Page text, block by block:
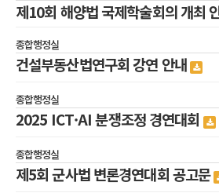
제10회 해양법 국제학술회의 개최
종합행정실
건설부동산법연구회 강연 안내
종합행정실
2025 ICT·AI 분쟁조정 경연대회
종합행정실
제5회 군사법 변론경연대회 공고문